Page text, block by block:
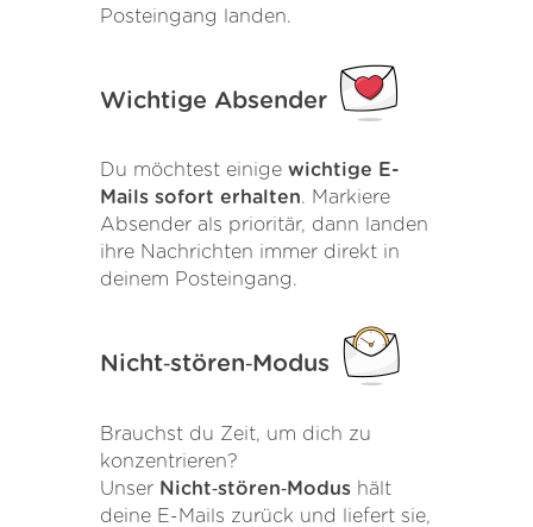
Posteingang landen.
Wichtige Absender
Du möchtest einige wichtige E-
Mails sofort erhalten. Markiere
Absender als prioritär, dann landen
ihre Nachrichten immer direkt in
deinem Posteingang.
Nicht‑stören‑Modus
Brauchst du Zeit, um dich zu
konzentrieren?
Unser Nicht‑stören‑Modus hält
deine E-Mails zurück und liefert sie,